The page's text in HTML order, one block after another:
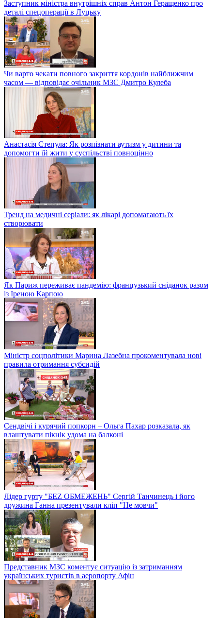
Заступник міністра внутрішніх справ Антон Геращенко про
деталі спецоперації в Луцьку
Чи варто чекати повного закриття кордонів найближчим
часом — відповідає очільник МЗС Дмитро Кулеба
Анастасія Степула: Як розпізнати аутизм у дитини та
допомогти їй жити у суспільстві повноцінно
Тренд на медичні серіали: як лікарі допомагають їх
створювати
Як Париж переживає пандемію: французький сніданок разом
із Іреною Карпою
Міністр соцполітики Марина Лазебна прокоментувала нові
правила отримання субсидій
Сендвічі і курячий попкорн – Ольга Пахар розказала, як
влаштувати пікнік удома на балконі
Лідер гурту "БЕZ ОБМЕЖЕНЬ" Сергій Танчинець і його
дружина Ганна презентували кліп "Не мовчи"
Представник МЗС коментує ситуацію із затриманням
українських туристів в аеропорту Афін